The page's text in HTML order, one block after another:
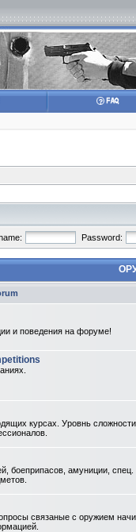
Password:
и поведения на форуме!
курсах. Уровнь
боеприпасов, амуниции, спец.
связаные с оружием